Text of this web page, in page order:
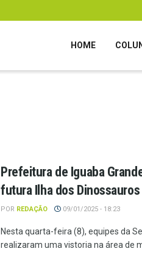
HOME
Prefeitura de Iguaba
futura Ilha dos Dinossauros
POR REDAÇÃO 09/01/2025 - 18:23
Nesta quarta-feira (8), equipes da
realizaram uma vistoria na área de